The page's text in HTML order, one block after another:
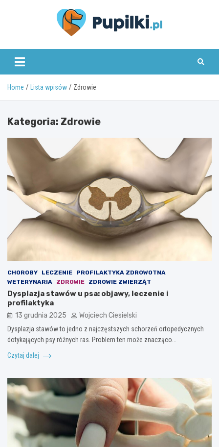
www.pupilki.pl
Home Lista wpisów Zdrowie
Kategoria: Zdrowie
CHOROBY LECZENIE
PROFILAKTYKA ZDROWOTNA
WETERYNARIA
ZDROWIE ZDROWIE ZWIERZĄT
Dysplazja stawów u psa: objawy, leczenie i
profilaktyka
13 grudnia 2025 Wojciech Ciesielski
Dysplazja stawów to jedno z najczęstszych schorzeń ortopedycznych
dotykających psy różnych ras. Problem ten może znacząco…
Czytaj dalej